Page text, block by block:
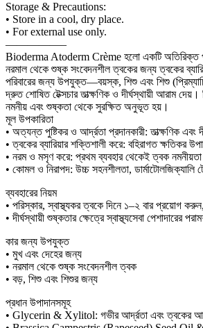
Storage & Precautions:
• Store in a cool, dry place.
• For external use only.
—————–
Bioderma Atoderm Crème হলো একটি অতিরিক্ত
নরমাল থেকে শুষ্ক সংবেদনশীল ত্বকের জন্য ত্বকের
পরিবারের জন্য উপযুক্ত—বয়স্ক, শিশু এবং শিশু
দ্রুত শোষিত টেক্সচার তাত্ক্ষণিক ও দীর্ঘস্থায়ী আরাম
নমনীয় এবং শুষ্কতা থেকে সুরক্ষিত অনুভূত হয়।
মূল উপকারিতা
• অত্যন্ত পুষ্টিকর ও আর্দ্রতা প্রদানকারী: তাত্ক্ষণিক এবং
• ত্বকের ব্যারিয়ার শক্তিশালী করে: বহিরাগত ক্ষতিকর
• নরম ও মসৃণ করে: প্রথম ব্যবহার থেকেই ত্বক নমনীয়তা
• কোমল ও নিরাপদ: উচ্চ সহনশীলতা, ডার্মাটোলজিক্যালি
ব্যবহারের নিয়ম
• পরিস্কার, স্বাস্থ্যকর ত্বকে দিনে ১–২ বার প্রয়োগ
• দীর্ঘস্থায়ী শুষ্কতার ক্ষেত্রে স্বাস্থ্যসেবা পেশাদারের
কার জন্য উপযুক্ত
• মুখ এবং দেহের জন্য
• নরমাল থেকে শুষ্ক সংবেদনশীল ত্বক
• বড়, শিশু এবং শিশুর জন্য
প্রধান উপাদানসমূহ
• Glycerin & Xylitol: গভীর আর্দ্রতা এবং ত্বকের